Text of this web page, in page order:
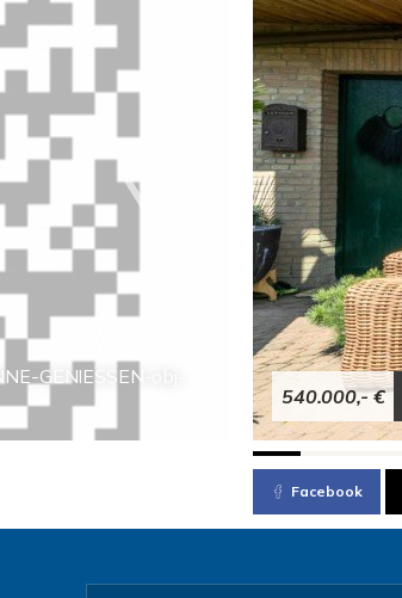
GENIESSEN-obj-
540.000,- €
Facebook